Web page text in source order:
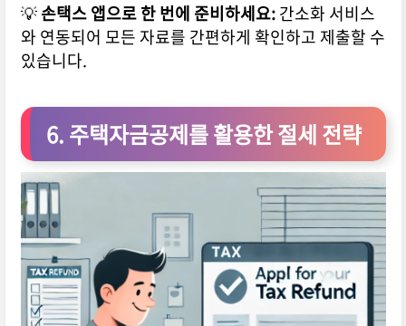
💡손택스 앱으로 한 번에 준비하세요:간소화 서비스
와 연동되어 모든 자료를 간편하게 확인하고 제출할 수
있습니다.
6. 주택자금공제를 활용한 절세 전략